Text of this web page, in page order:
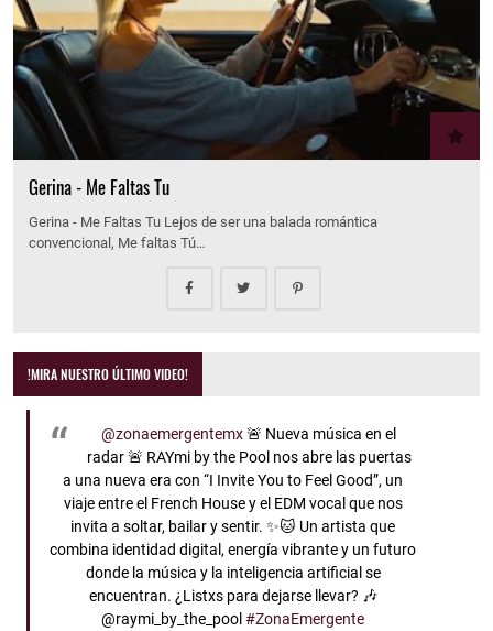
Gerina - Me Faltas Tu
Gerina - Me Faltas Tu Lejos de ser una balada romántica
convencional, Me faltas Tú…
!MIRA NUESTRO ÚLTIMO VIDEO!
@zonaemergentemx🚨 Nueva música en el
radar 🚨 RAYmi by the Pool nos abre las puertas
a una nueva era con “I Invite You to Feel Good”, un
viaje entre el French House y el EDM vocal que nos
invita a soltar, bailar y sentir. ✨🐱 Un artista que
combina identidad digital, energía vibrante y un futuro
donde la música y la inteligencia artificial se
encuentran. ¿Listxs para dejarse llevar? 🎶
@raymi_by_the_pool#ZonaEmergente